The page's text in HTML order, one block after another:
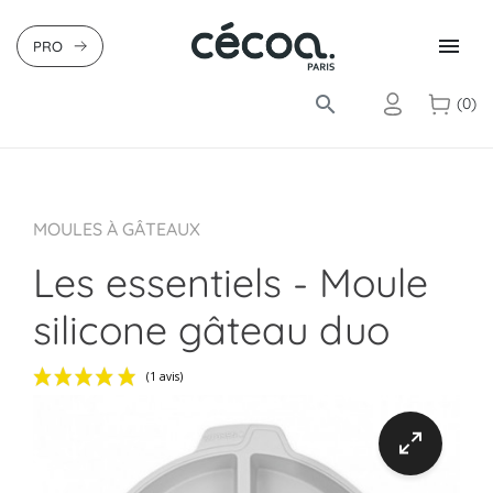

PRO
search (0)
MOULES À GÂTEAUX
Les essentiels - Moule
silicone gâteau duo
(1 avis)